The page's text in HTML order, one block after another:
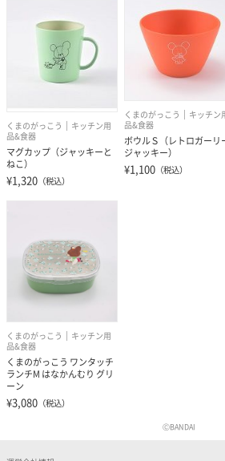
くまのがっこう
キッチン用
品&食器
マグカップ（ジャッキーと
ねこ）
¥1,320 （税込）
くまのがっこう
キッチン
品&食器
ボウルＳ（レトロガーリ
ジャッキー）
¥1,100（税込）
くまのがっこう
キッチン用
品&食器
くまのがっこう ワンタッチ
ランチM はなかんむり グリ
ーン
¥3,080 （税込）
ⒸBANDAI